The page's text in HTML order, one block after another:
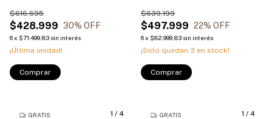
$428.999
$616.695
30% OFF
6x $71.499,83 sin interés
¡Última unidad!
Comprar
$497.999
$639.199
22% OFF
6x $82.999,83 sin interés
¡Solo quedan 3 en stock!
Comprar
1 / 4
GRATIS 1 / 4
GRATIS